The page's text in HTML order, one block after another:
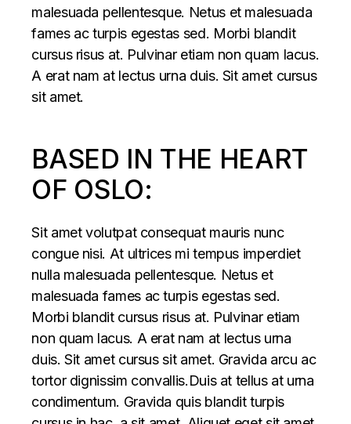
malesuada pellentesque. Netus et malesuada
fames ac turpis egestas sed. Morbi blandit
cursus risus at. Pulvinar etiam non quam lacus.
A erat nam at lectus urna duis. Sit amet cursus
sit amet.
BASED IN THE HEART
OF OSLO:
Sit amet volutpat consequat mauris nunc
congue nisi. At ultrices mi tempus imperdiet
nulla malesuada pellentesque. Netus et
malesuada fames ac turpis egestas sed.
Morbi blandit cursus risus at. Pulvinar etiam
non quam lacus. A erat nam at lectus urna
duis. Sit amet cursus sit amet. Gravida arcu ac
tortor dignissim convallis.Duis at tellus at urna
condimentum. Gravida quis blandit turpis